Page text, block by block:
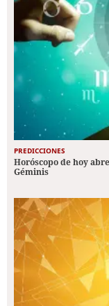
PREDICCIONES
Horóscopo de hoy
Géminis